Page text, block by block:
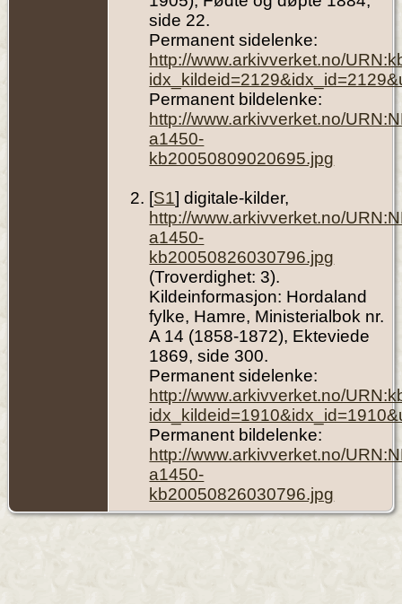
side 22.
Permanent sidelenke:
http://www.arkivverket.no/
Permanent bildelenke:
http://www.arkivverket.no/
a1450-
kb20050809020695.jpg
[S1] digitale-kilder,
http://www.arkivverket.no/
a1450-
kb20050826030796.jpg
(Troverdighet: 3).
Kildeinformasjon: Hordaland
fylke, Hamre, Ministerialbok nr.
A 14 (1858-1872), Ekteviede
1869, side 300.
Permanent sidelenke:
http://www.arkivverket.no/
Permanent bildelenke:
http://www.arkivverket.no/
a1450-
kb20050826030796.jpg